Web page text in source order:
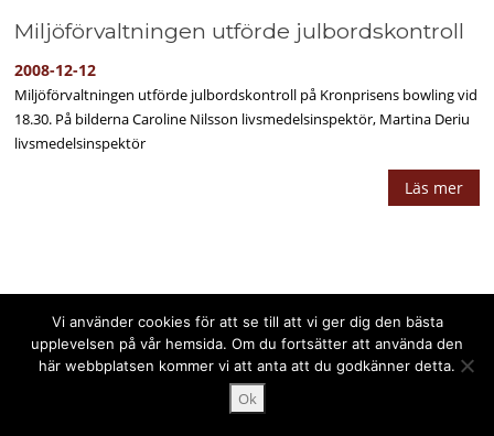
Miljöförvaltningen utförde julbordskontroll
2008-12-12
Miljöförvaltningen utförde julbordskontroll på Kronprisens bowling vid
18.30. På bilderna Caroline Nilsson livsmedelsinspektör, Martina Deriu
livsmedelsinspektör
Läs mer
Upphovsrätt © 2026 PPPress.se. Alla rättigheter förbehålls.
Vi använder cookies för att se till att vi ger dig den bästa
upplevelsen på vår hemsida. Om du fortsätter att använda den
här webbplatsen kommer vi att anta att du godkänner detta.
Ok